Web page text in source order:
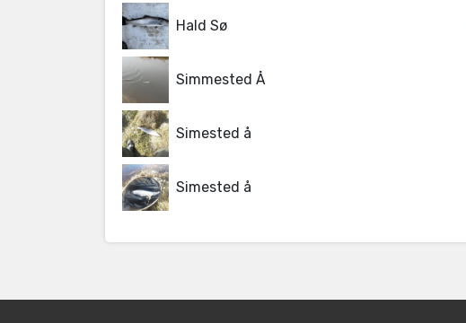
Hald Sø
Simmested Å
Simested å
Simested å